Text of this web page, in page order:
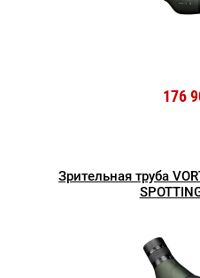
176
Зрительная труба